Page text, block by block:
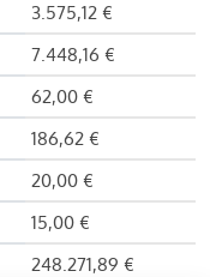
3.575,12 €
7.448,16 €
62,00 €
186,62 €
20,00 €
15,00 €
248.271,89 €